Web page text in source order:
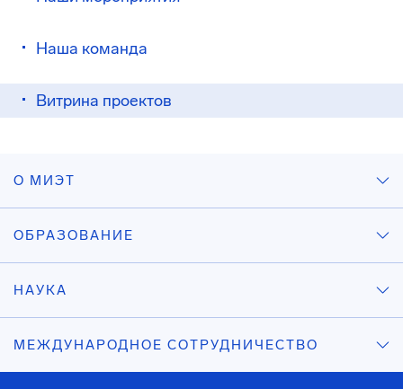
Наша команда
Витрина проектов
О МИЭТ
ОБРАЗОВАНИЕ
НАУКА
МЕЖДУНАРОДНОЕ СОТРУДНИЧЕСТВО